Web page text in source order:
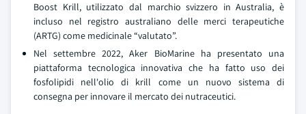
Boost Krill, utilizzato dal marchio svizzero in Australia, è
incluso nel registro australiano delle merci terapeutiche
(ARTG) come medicinale “valutato”.
Nel settembre 2022, Aker BioMarine ha presentato una
piattaforma tecnologica innovativa che ha fatto uso dei
fosfolipidi nell'olio di krill come un nuovo sistema di
consegna per innovare il mercato dei nutraceutici.